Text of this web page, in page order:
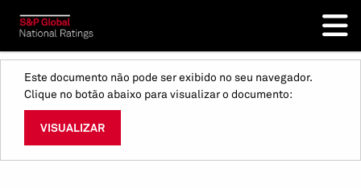
Este documento não pode ser exibido no seu navegador.
Clique no botão abaixo para visualizar o documento:
VISUALIZAR